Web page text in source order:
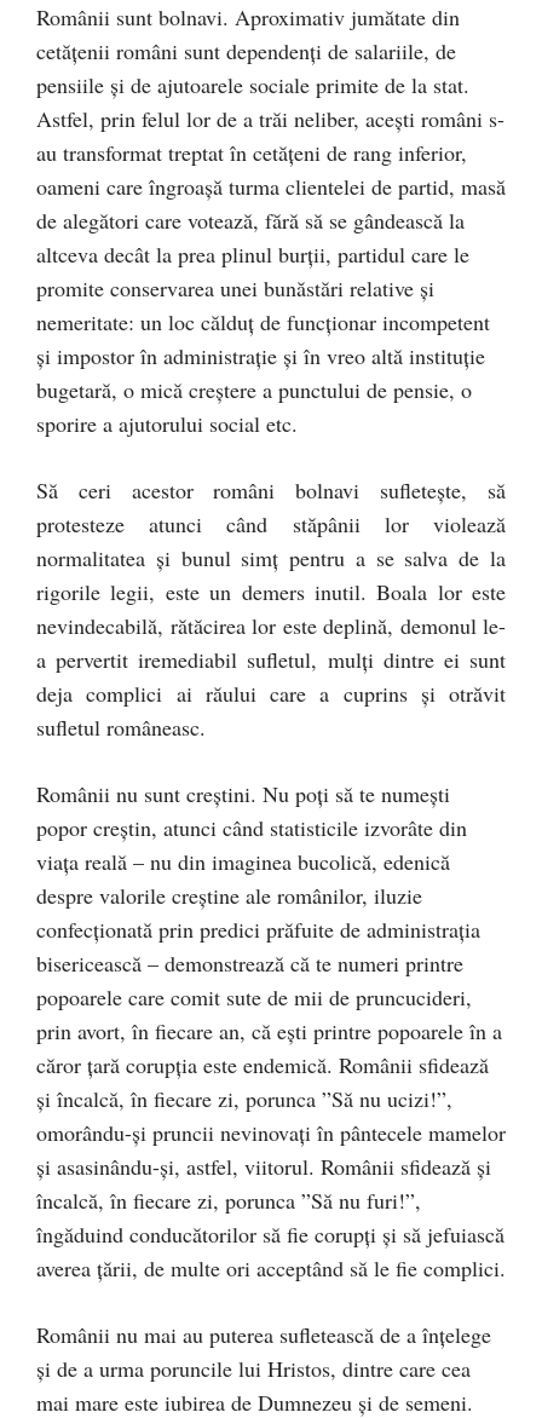
Românii sunt bolnavi. Aproximativ jumătate din
cetățenii români sunt dependenți de salariile, de
pensiile și de ajutoarele sociale primite de la stat.
Astfel, prin felul lor de a trăi neliber, acești români s-
au transformat treptat în cetățeni de rang inferior,
oameni care îngroașă turma clientelei de partid, masă
de alegători care votează, fără să se gândească la
altceva decât la prea plinul burții, partidul care le
promite conservarea unei bunăstări relative și
nemeritate: un loc călduț de funcționar incompetent
și impostor în administrație și în vreo altă instituție
bugetară, o mică creștere a punctului de pensie, o
sporire a ajutorului social etc.
Să ceri acestor români bolnavi sufletește, să
protesteze atunci când stăpânii lor violează
normalitatea și bunul simț pentru a se salva de la
rigorile legii, este un demers inutil. Boala lor este
nevindecabilă, rătăcirea lor este deplină, demonul le-
a pervertit iremediabil sufletul, mulți dintre ei sunt
deja complici ai răului care a cuprins și otrăvit
sufletul româneasc.
Românii nu sunt creștini. Nu poți să te numești
popor creștin, atunci când statisticile izvorâte din
viața reală – nu din imaginea bucolică, edenică
despre valorile creștine ale românilor, iluzie
confecționată prin predici prăfuite de administrația
bisericească – demonstrează că te numeri printre
popoarele care comit sute de mii de pruncucideri,
prin avort, în fiecare an, că ești printre popoarele în a
căror țară corupția este endemică. Românii sfidează
și încalcă, în fiecare zi, porunca ”Să nu ucizi!”,
omorându-și pruncii nevinovați în pântecele mamelor
și asasinându-și, astfel, viitorul. Românii sfidează și
încalcă, în fiecare zi, porunca ”Să nu furi!”,
îngăduind conducătorilor să fie corupți și să jefuiască
averea țării, de multe ori acceptând să le fie complici.
Românii nu mai au puterea sufletească de a înțelege
și de a urma poruncile lui Hristos, dintre care cea
mai mare este iubirea de Dumnezeu și de semeni.